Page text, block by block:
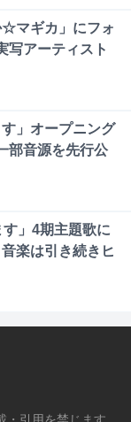
マギカ」にフォ
写アーティスト
」オープニング
部音源を先行公
」4期主題歌に
楽は引き続きヒ
引用を禁じます。